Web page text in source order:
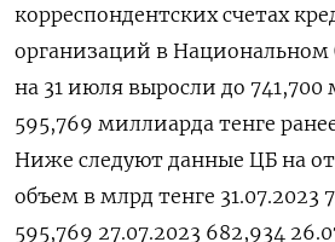
корреспондентских счетах
организаций в Национальном
на 31 июля выросли до 741,700
595,769 миллиарда тенге
Ниже следуют данные ЦБ на
объем в млрд тенге 31.07.2023
595,769 27.07.2023 682,934